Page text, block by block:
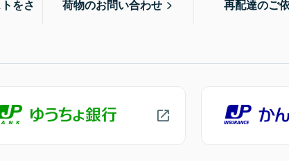
をさ
荷物のお問い合わせ 再配達のご